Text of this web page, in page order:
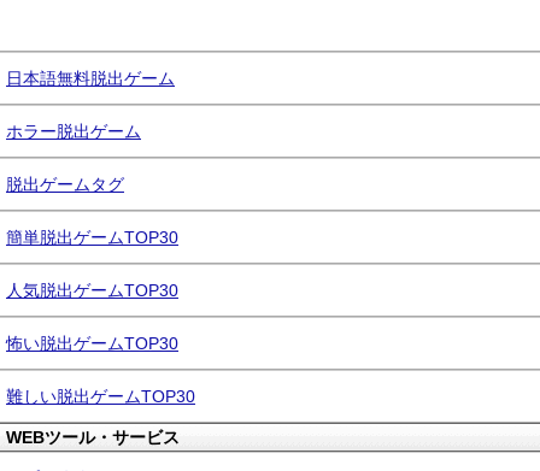
日本語無料脱出ゲーム
ホラー脱出ゲーム
脱出ゲームタグ
簡単脱出ゲームTOP30
人気脱出ゲームTOP30
怖い脱出ゲームTOP30
難しい脱出ゲームTOP30
WEBツール・サービス